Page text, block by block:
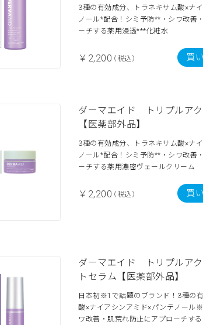
3種の有効成分、トラネキサム酸×ナ
ノール*配合！シミ予防**・シワ改善
ーチする薬用浸透***化粧水
￥2,200（税込） 買
ダーマエイド トリプルア
【医薬部外品】
3種の有効成分、トラネキサム酸×ナ
ノール*配合！シミ予防**・シワ改善
ーチする薬用濃密ヴェールクリーム
￥2,200（税込） 買
ダーマエイド トリプルアク
トセラム【医薬部外品】
日本初※1で話題のブランド！3種の
酸×ナイアシンアミド×パンテノール
ワ改善・肌荒れ防止にアプローチす